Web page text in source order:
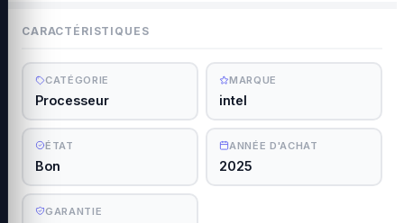
CARACTÉRISTIQUES
CATÉGORIE
Processeur
MARQUE
intel
ÉTAT
Bon
ANNÉE D'ACHAT
2025
GARANTIE